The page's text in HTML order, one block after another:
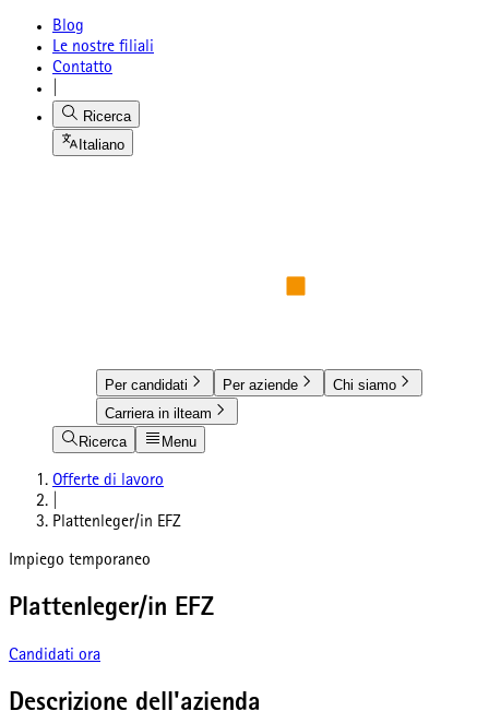
Blog
Le nostre filiali
Contatto
Ricerca
Italiano
Per candidati Per aziende
Chi siamo
Carriera in ilteam
Ricerca
Menu
Offerte di lavoro
Plattenleger/in EFZ
Impiego temporaneo
Plattenleger/in EFZ
Candidati ora
Descrizione dell'azienda